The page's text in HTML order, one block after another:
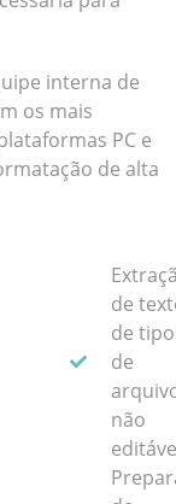
interna de
os mais
PC e
de alta
de
de
de
não